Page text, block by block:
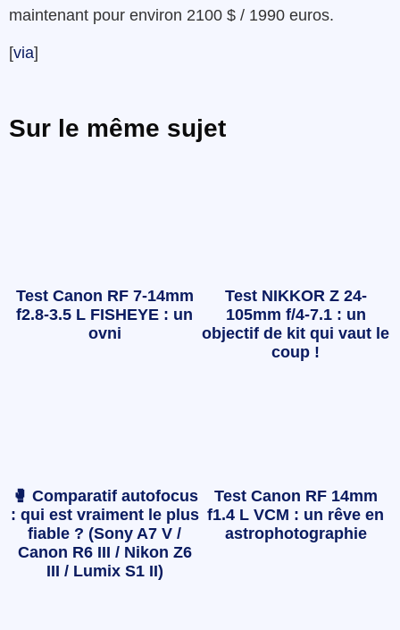
maintenant pour environ 2100 $ / 1990 euros.
[via]
Sur le même sujet
Test Canon RF 7-14mm
f2.8-3.5 L FISHEYE : un
ovni
Test NIKKOR Z 24-
105mm f/4-7.1 : un
objectif de kit qui vaut le
coup !
🥊 Comparatif autofocus
: qui est vraiment le plus
fiable ? (Sony A7 V /
Canon R6 III / Nikon Z6
III / Lumix S1 II)
Test Canon RF 14mm
f1.4 L VCM : un rêve en
astrophotographie